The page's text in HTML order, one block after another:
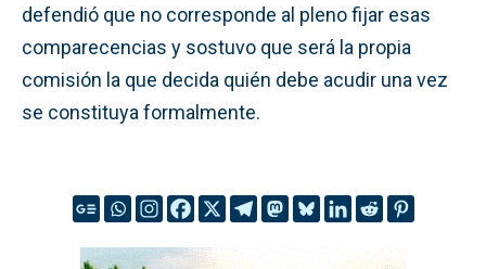
defendió que no corresponde al pleno fijar esas
comparecencias y sostuvo que será la propia
comisión la que decida quién debe acudir una vez
se constituya formalmente.